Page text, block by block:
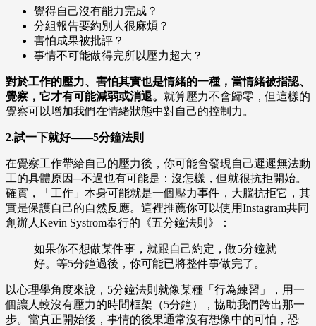
覺得自己沒有能力完成？
分組報告要約別人很麻煩？
害怕成果被批評？
事情不可能做得完所以壓力超大？
對於工作的壓力、害怕其實也是情緒的一種，當情緒被指認、
覺察，它才有可能減弱或消退。 就算壓力不會歸零，但這樣的
覺察可以增加我們在情緒狀態中對自己的控制力。
2.試一下就好——5分鐘法則
在覺察工作帶給自己的壓力後，你可能會發現自己遲遲無法動
工的具體原因─不過也有可能是：沒怎樣，但就很抗拒開始。
確實，「工作」本身可能就是一個壓力事件，大腦抗拒它，其
實是保護自己的自然反應。這裡推薦你可以使用Instagram共同
創辦人Kevin Systrom奉行的《五分鐘法則》：
如果你不想做某件事，就跟自己約定，做5分鐘就
好。等5分鐘過後，你可能已將整件事做完了。
以心理學角度來說，5分鐘法則就像某種「行為練習」，用一
個讓人較沒有壓力的時間框架（5分鐘），協助我們跨出那一
步。當真正開始後，事情的後果通常沒有想像中的可怕，恐